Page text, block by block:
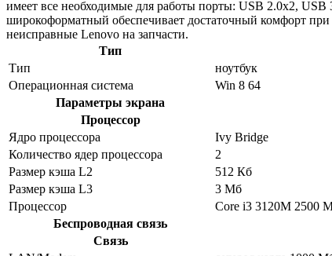
имеет все необходимые для работы порты: USB 2.0x2,
широкоформатный обеспечивает достаточный комфорт при
неисправные Lenovo на запчасти.
Тип
Тип
ноутбук
Операционная система
Win 8 64
Параметры экрана
Процессор
Ядро процессора
Ivy Bridge
Количество ядер процессора
2
Размер кэша L2
512 Кб
Размер кэша L3
3 Мб
Процессор
Core i3 3120M 2500
Беспроводная связь
Связь